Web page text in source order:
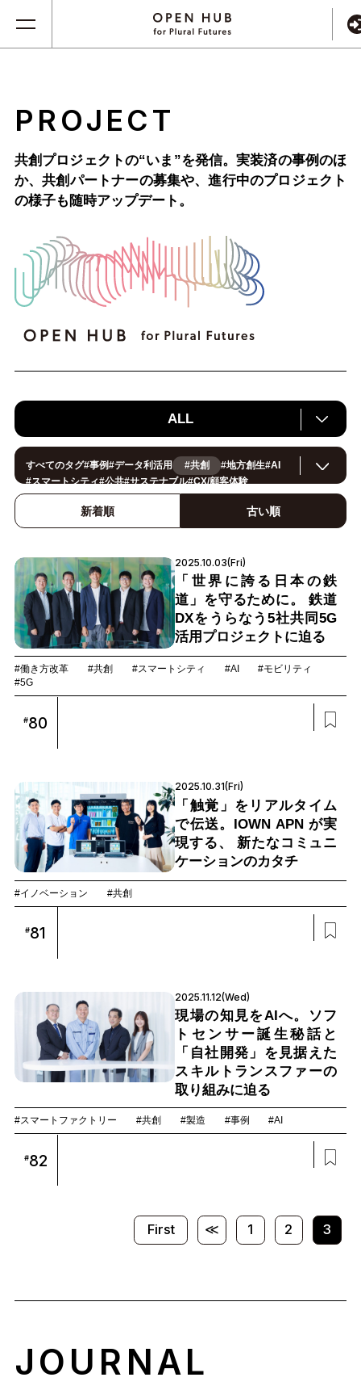
PROJECT
共創プロジェクトの“いま”を発信。実装済の事例のほ
か、共創パートナーの募集や、進行中のプロジェクト
の様子も随時アップデート。
ALL
すべてのタグ#事例#データ利活用 #共創 #地方創生#AI
#スマートシティ#公共#サステナブル#CX/顧客体験
#ヘルスケア#環境・エネルギー#働き方改革
イノベーション#IoT
スマートファクトリー
デジタルツイン
新着順 古い順
2025.10.03(Fri)
「世界に誇る日本の鉄
道」を守るために。 鉄道
DXをうらなう5社共同5G
活用プロジェクトに迫る
#働き方改革 #共創 #スマートシティ #AI
#モビリティ
#5G
#80
2025.10.31(Fri)
「触覚」をリアルタイム
で伝送。IOWN APN が実
現する、 新たなコミュニ
ケーションのカタチ
#イノベーション #共創
#81
2025.11.12(Wed)
現場の知見をAIへ。ソフ
トセンサー誕生秘話と
「自社開発」を見据えた
スキルトランスファーの
取り組みに迫る
#スマートファクトリー #共創 #製造 #事例 #AI
#82
First ≪ 1 2 3
JOURNAL